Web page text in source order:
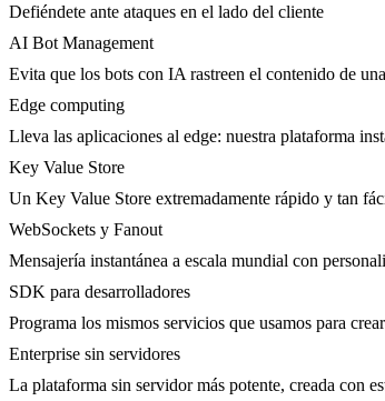
Defiéndete ante ataques en el lado del cliente
AI Bot Management
Evita que los bots con IA rastreen el contenido de
Edge computing
Lleva las aplicaciones al edge: nuestra plataforma
Key Value Store
Un Key Value Store extremadamente rápido y tan
WebSockets y Fanout
Mensajería instantánea a escala mundial con
SDK para desarrolladores
Programa los mismos servicios que usamos para
Enterprise sin servidores
La plataforma sin servidor más potente, creada con